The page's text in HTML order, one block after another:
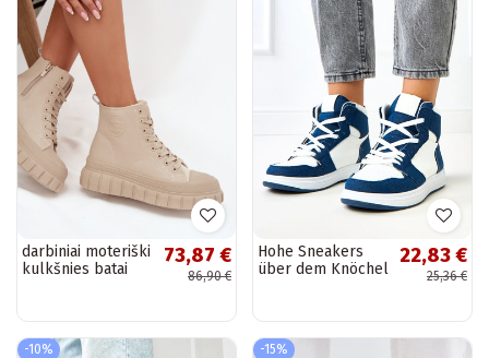
darbiniai moteriški
kulkšnies batai
detalėmis...
73,87 €
86,90 €
Hohe Sneakers
über dem Knöchel
22,83 €
25,36 €
-10% -15%